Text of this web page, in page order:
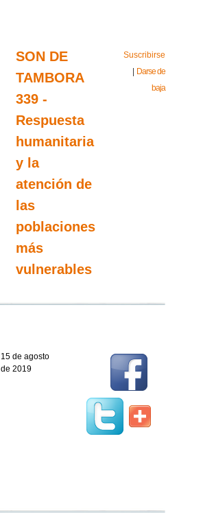
SON DE
TAMBORA
339 -
Respuesta
humanitaria
y la
atención de
las
poblaciones
más
vulnerables
Suscribirse
Darse de
baja
15 de agosto
de 2019